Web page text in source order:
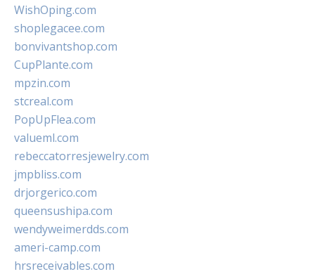
WishOping.com
shoplegacee.com
bonvivantshop.com
CupPlante.com
mpzin.com
stcreal.com
PopUpFlea.com
valueml.com
rebeccatorresjewelry.com
jmpbliss.com
drjorgerico.com
queensushipa.com
wendyweimerdds.com
ameri-camp.com
hrsreceivables.com